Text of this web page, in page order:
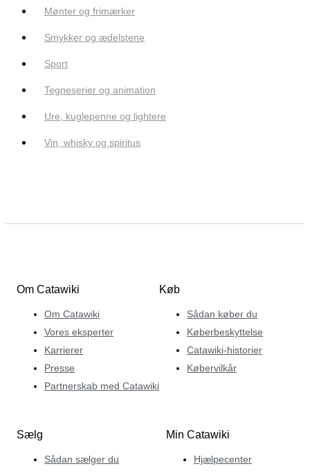
Mønter og frimærker
Smykker og ædelstene
Sport
Tegneserier og animation
Ure, kuglepenne og lightere
Vin, whisky og spiritus
Om Catawiki
Om Catawiki
Vores eksperter
Karrierer
Presse
Partnerskab med Catawiki
Køb
Sådan køber du
Køberbeskyttelse
Catawiki-historier
Købervilkår
Sælg
Sådan sælger du
Min Catawiki
Hjælpecenter